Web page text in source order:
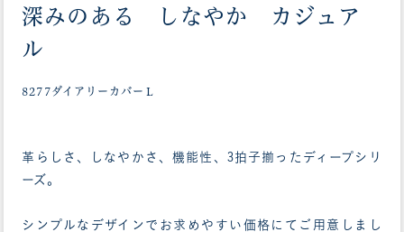
深みのある しなやか カジュア
ル
8277ダイアリーカバーＬ
革らしさ、しなやかさ、機能性、3拍子揃ったディープシリ
ーズ。
シンプルなデザインでお求めやすい価格にてご用意しまし